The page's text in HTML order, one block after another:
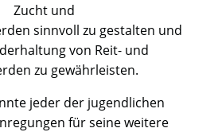
Zucht und
sinnvoll zu gestalten und
von Reit- und
zu gewährleisten.
jeder der jugendlichen
für seine weitere